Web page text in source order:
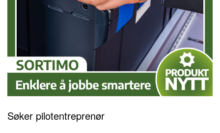
Søker pilotentreprenør